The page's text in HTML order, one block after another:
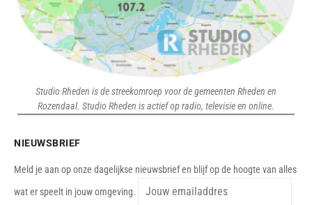
Studio Rheden is de streekomroep voor de gemeenten Rheden en
Rozendaal. Studio Rheden is actief op radio, televisie en online.
NIEUWSBRIEF
Meld je aan op onze dagelijkse nieuwsbrief en blijf op de hoogte van alles
wat er speelt in jouw omgeving.